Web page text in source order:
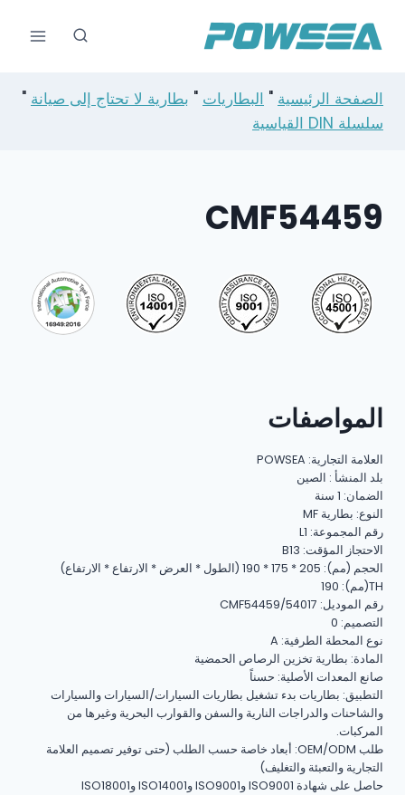
الصفحة الرئيسية " البطاريات " بطارية لا تحتاج إلى صيانة "
سلسلة DIN القياسية
CMF54459
المواصفات
العلامة التجارية: POWSEA
بلد المنشأ : الصين
الضمان: 1 سنة
النوع: بطارية MF
رقم المجموعة: L1
الاحتجاز المؤقت: B13
الحجم (مم): 205 * 175 * 190 (الطول * العرض * الارتفاع * الارتفاع)
TH(مم): 190
رقم الموديل: CMF54459/54017
التصميم: 0
نوع المحطة الطرفية: A
المادة: بطارية تخزين الرصاص الحمضية
صانع المعدات الأصلية: حسناً
التطبيق: بطاريات بدء تشغيل بطاريات السيارات/السيارات والسيارات
والشاحنات والدراجات النارية والسفن والقوارب البحرية وغيرها من
المركبات.
طلب OEM/ODM: أبعاد خاصة حسب الطلب (حتى توفير تصميم العلامة
التجارية والتعبئة والتغليف)
حاصل على شهادة ISO9001 وISO9001 وISO14001 وISO18001